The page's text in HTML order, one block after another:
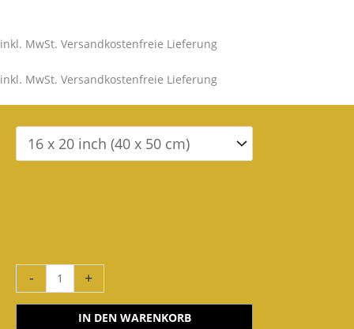
inkl. MwSt. Versandkostenfreie Lieferung
inkl. MwSt. Versandkostenfreie Lieferung
- +
IN DEN WARENKORB